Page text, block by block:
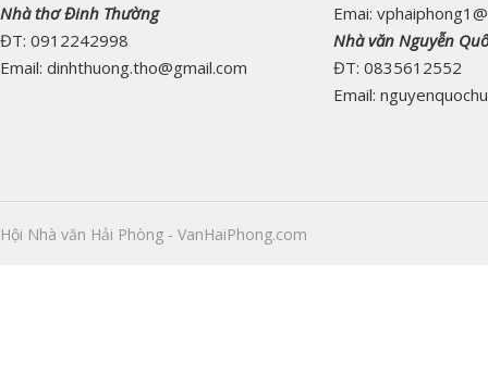
Nhà thơ Đinh Thường
ĐT: 0912242998
Email: dinhthuong.tho@gmail.com
Emai:
Nhà văn Nguyễn
ĐT: 0835612552
Email:
Hội Nhà văn Hải Phòng - VanHaiPhong.com